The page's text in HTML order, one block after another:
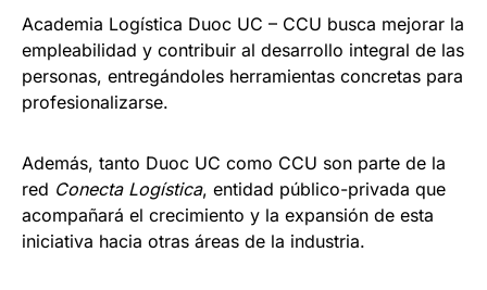
Academia Logística Duoc UC – CCU busca mejorar la
empleabilidad y contribuir al desarrollo integral de las
personas, entregándoles herramientas concretas para
profesionalizarse.
Además, tanto Duoc UC como CCU son parte de la
red Conecta Logística, entidad público-privada que
acompañará el crecimiento y la expansión de esta
iniciativa hacia otras áreas de la industria.